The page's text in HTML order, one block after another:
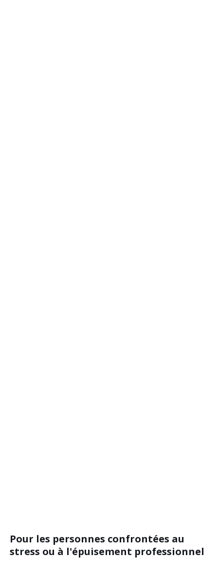
Pour les personnes confrontées au
stress ou à l'épuisement professionnel